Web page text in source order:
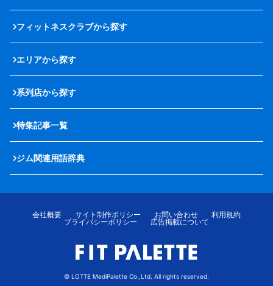
フィットネスクラブから探す
エリアから探す
系列店から探す
特集記事一覧
ジム関連用語辞典
会社概要 サイト制作ポリシー お問い合わせ
利用規約
プライバシーポリシー
広告掲載について
© LOTTE MediPalette Co.,Ltd. All rights reserved.